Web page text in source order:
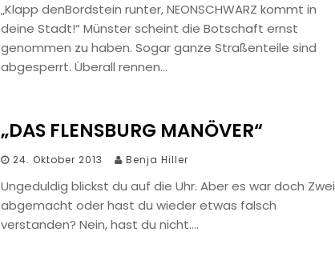
„Klapp denBordstein runter, NEONSCHWARZ kommt in
deine Stadt!“ Münster scheint die Botschaft ernst
genommen zu haben. Sogar ganze Straßenteile sind
abgesperrt. Überall rennen…
„DAS FLENSBURG MANÖVER“
24. Oktober 2013 Benja Hiller
Ungeduldig blickst du auf die Uhr. Aber es war doch Zwei
abgemacht oder hast du wieder etwas falsch
verstanden? Nein, hast du nicht….